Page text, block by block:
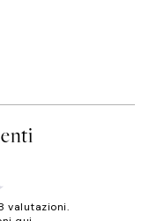
valutazioni.